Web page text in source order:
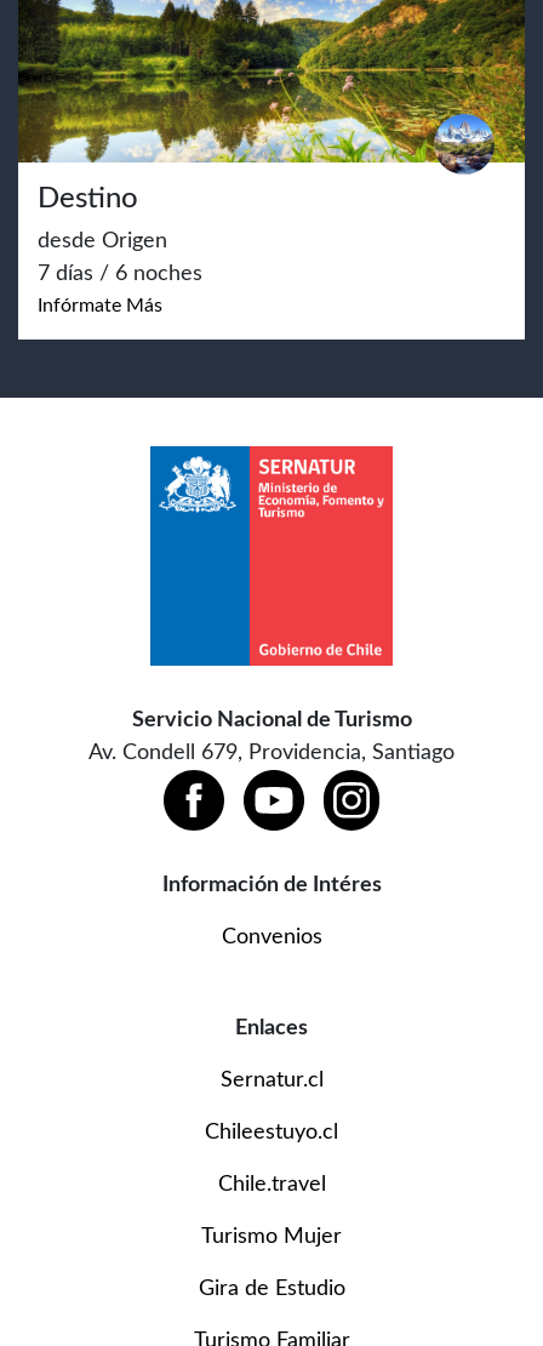
Destino
desde Origen
7 días / 6 noches
Infórmate Más
Servicio Nacional de Turismo
Av. Condell 679, Providencia, Santiago
Información de Intéres
Convenios
Enlaces
Sernatur.cl
Chileestuyo.cl
Chile.travel
Turismo Mujer
Gira de Estudio
Turismo Familiar